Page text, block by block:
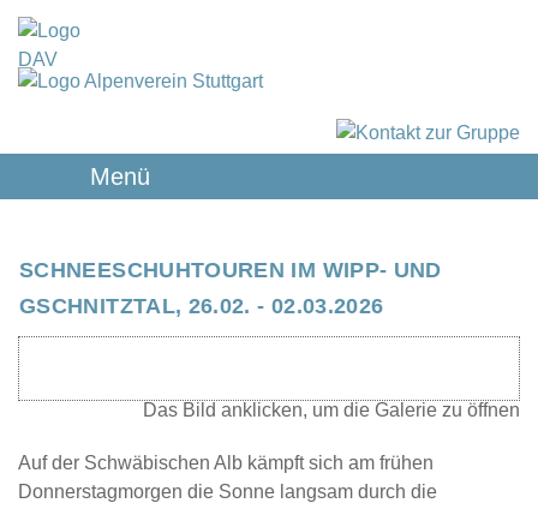
Menü
SCHNEESCHUHTOUREN IM WIPP- UND
GSCHNITZTAL, 26.02. - 02.03.2026
Auf der Schwäbischen Alb kämpft sich am frühen
Donnerstagmorgen die Sonne langsam durch die